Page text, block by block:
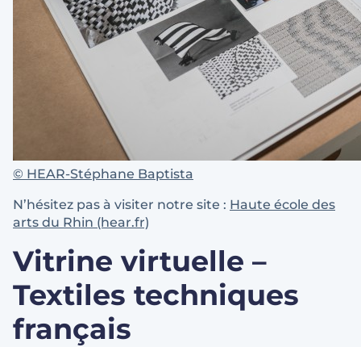
© HEAR-Stéphane Baptista
N’hésitez pas à visiter notre site : Haute école des
arts du Rhin (hear.fr)
Vitrine virtuelle –
Textiles techniques
français